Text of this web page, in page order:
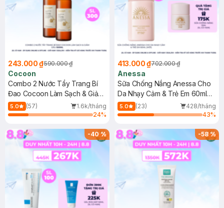
243.000 ₫590.000 ₫
Cocoon
Combo 2 Nước Tẩy Trang Bí
Đao Cocoon Làm Sạch & Giảm
Dầu 500ml
5.0 (57)
1.6k/tháng
24%
413.000 ₫702.000 ₫
Anessa
Sữa Chống Nắng Anessa Cho
Da Nhạy Cảm & Trẻ Em 60ml
(Mới)
5.0 (23)
428/tháng
43%
-40% -58%